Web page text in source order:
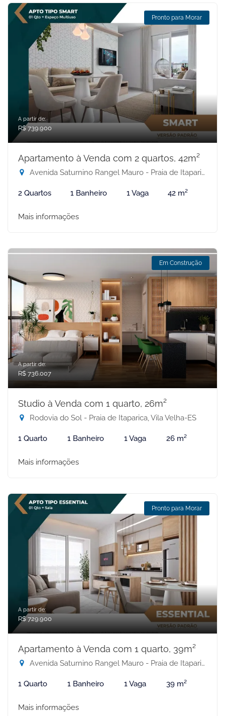
Pronto para Morar
A partir de:
R$ 739.900
Apartamento à Venda com 2 quartos, 42m²
Avenida Saturnino Rangel Mauro - Praia de Itaparica, Vila Velha-ES
2 Quartos 1 Banheiro 1 Vaga 42 m²
Mais informações
Em Construção
A partir de:
R$ 736.007
Studio à Venda com 1 quarto, 26m²
Rodovia do Sol - Praia de Itaparica, Vila Velha-ES
1 Quarto 1 Banheiro 1 Vaga 26 m²
Mais informações
Pronto para Morar
A partir de:
R$ 729.900
Apartamento à Venda com 1 quarto, 39m²
Avenida Saturnino Rangel Mauro - Praia de Itaparica, Vila Velha-ES
1 Quarto 1 Banheiro 1 Vaga 39 m²
Mais informações